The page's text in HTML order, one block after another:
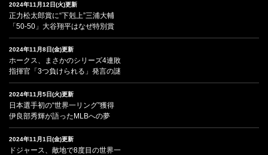
2024年11月12日(火)更新
正力松太郎賞に“下剋上”三浦大輔
「50-50」大谷翔平はなぜ特別賞
2024年11月8日(金)更新
ホークス、まさかのシリーズ4連敗
指揮官「3つ負けられる」発言の謎
2024年11月5日(火)更新
日本選手初の“世界一リング”獲得
伊良部秀輝が語ったMLBへの夢
2024年11月1日(金)更新
ドジャース、敵地で8度目の世界一